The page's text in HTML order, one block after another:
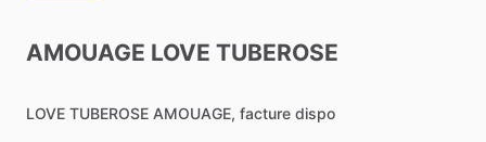
AMOUAGE LOVE TUBEROSE
LOVE TUBEROSE AMOUAGE, facture dispo